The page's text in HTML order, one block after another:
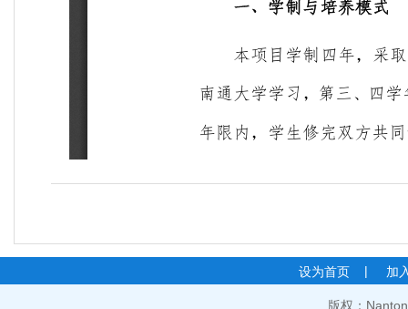
设为首页 | 加
版权：